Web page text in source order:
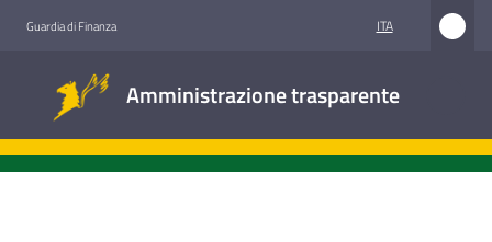
Guardia di Finanza ITA
Amministrazione trasparente
trasparente